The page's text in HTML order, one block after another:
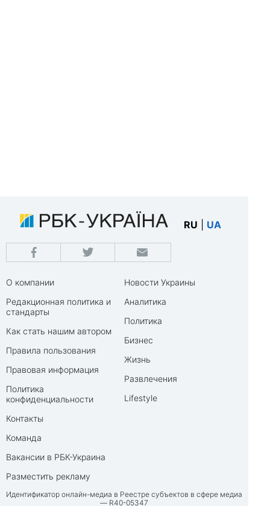
RU UA
О компании
Редакционная политика и
стандарты
Как стать нашим автором
Правила пользования
Правовая информация
Политика
конфиденциальности
Контакты
Команда
Вакансии в РБК-Украина
Разместить рекламу
Новости Украины
Аналитика
Политика
Бизнес
Жизнь
Развлечения
Lifestyle
Идентификатор онлайн-медиа в Реестре субъектов в сфере медиа
— R40-05347